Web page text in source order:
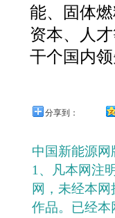
能、固体
资本、人
干个国内
分享到：
中国新能源网
1、凡本网注
网，未经本
作品。已经